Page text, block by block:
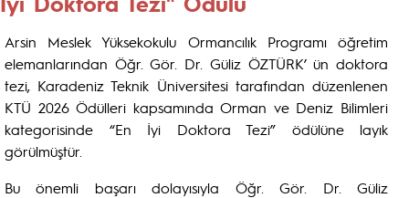
Arsin Meslek Yüksekokulu Ormancılık Programı öğretim
elemanlarından Öğr. Gör. Dr. Güliz ÖZTÜRK’ ün doktora
tezi, Karadeniz Teknik Üniversitesi tarafından düzenlenen
KTÜ 2026 Ödülleri kapsamında Orman ve Deniz Bilimleri
kategorisinde “En İyi Doktora Tezi” ödülüne layık
görülmüştür.
Bu önemli başarı dolayısıyla Öğr. Gör. Dr. Güliz